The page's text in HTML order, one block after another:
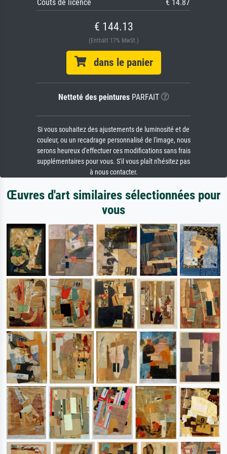
Coûts de licence € 14.87
€ 144.13
(Enthält 17% MwSt.)
dans le panier
Netteté des peinturesPARFAIT
Si vous souhaitez des ajustements de luminosité et de
couleur, ou un recadrage personnalisé de l'image, nous
serons heureux d'effectuer ces modifications sans frais
supplémentaires pour vous. S'il vous plaît n'hésitez pas
à nous contacter.
Œuvres d'art similaires sélectionnées pour
vous